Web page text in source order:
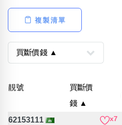
幸運號分類
幸運分類
基本分類
位置分類
包含數字
複製清單
靚號
買斷價
錢 ▲
62153111 x7